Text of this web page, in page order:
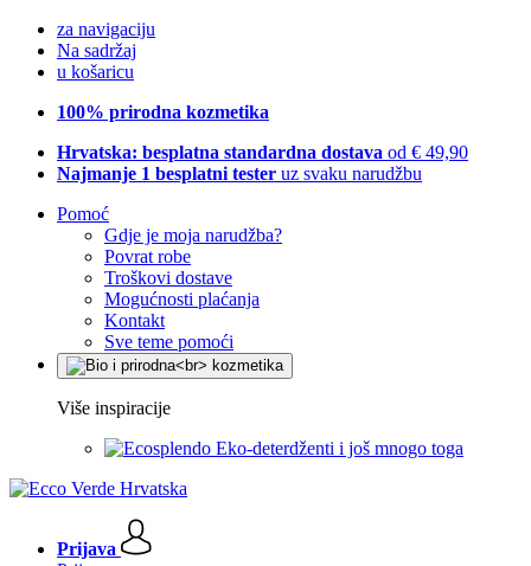
za navigaciju
Na sadržaj
u košaricu
100% prirodna kozmetika
Hrvatska: besplatna standardna dostava od € 49,90
Najmanje 1 besplatni tester uz svaku narudžbu
Pomoć
Gdje je moja narudžba?
Povrat robe
Troškovi dostave
Mogućnosti plaćanja
Kontakt
Sve teme pomoći
Više inspiracije
Eko-deterdženti i još mnogo toga
Prijava